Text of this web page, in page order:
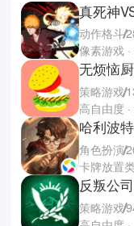
真死神
动作格斗
像素游戏
无烦恼
策略游戏
高自由度
哈利波
角色扮演
卡牌放置
反叛公
策略游戏